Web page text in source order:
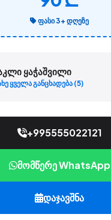
ᲤᲐᲡᲘ 3+ ᲓᲦᲔᲖᲔ
ყაჭაშვილი
ყველა განცხადება (5)
+995555022121
მომწერე WhatsApp
დაჯავშნა